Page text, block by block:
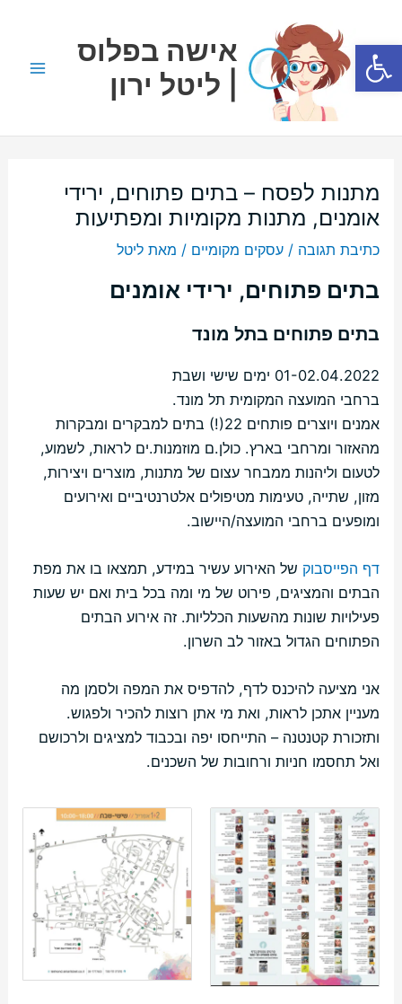
פתח סרגל נגישות
אישה בפלוס
| ליטל ירון
מתנות לפסח – בתים פתוחים, ירידי
אומנים, מתנות מקומיות ומפתיעות
כתיבת תגובה /עסקים מקומיים / מאתליטל
בתים פתוחים, ירידי אומנים
בתים פתוחים בתל מונד
01-02.04.2022 ימים שישי ושבת
ברחבי המועצה המקומית תל מונד.
אמנים ויוצרים פותחים 22(!) בתים למבקרים ומבקרות
מהאזור ומרחבי בארץ. כולן.ם מוזמנות.ים לראות, לשמוע,
לטעום וליהנות ממבחר עצום של מתנות, מוצרים ויצירות,
מזון, שתייה, טעימות מטיפולים אלטרנטיביים ואירועים
ומופעים ברחבי המועצה/היישוב.
דף הפייסבוק של האירוע עשיר במידע, תמצאו בו את מפת
הבתים והמציגים, פירוט של מי ומה בכל בית ואם יש שעות
פעילויות שונות מהשעות הכלליות. זה אירוע הבתים
הפתוחים הגדול באזור לב השרון.
אני מציעה להיכנס לדף, להדפיס את המפה ולסמן מה
מעניין אתכן לראות, ואת מי אתן רוצות להכיר ולפגוש.
ותזכורת קטנטנה – התייחסו יפה ובכבוד למציגים ולרכושם
ואל תחסמו חניות ורחובות של השכנים.